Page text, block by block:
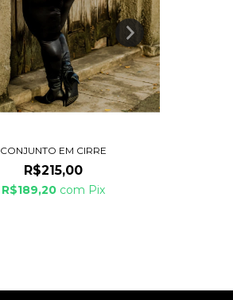
CONJUNTO EM CIRRE
R$215,00
R$189,20 com Pix